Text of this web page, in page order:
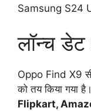
Samsung S24
लॉन्च
Oppo Find X9
को तय किया गया
Flipkart,